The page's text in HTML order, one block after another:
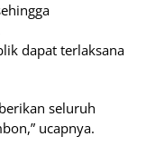
dapat terlaksana
seluruh
ucapnya.